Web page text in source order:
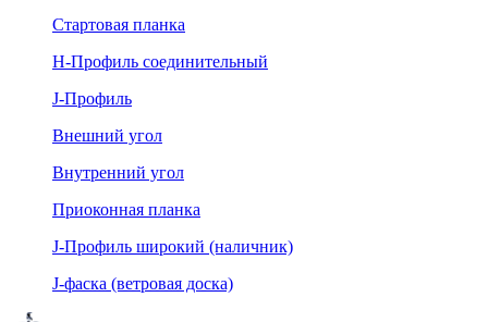
Стартовая планка
Н-Профиль соединительный
J-Профиль
Внешний угол
Внутренний угол
Приоконная планка
J-Профиль широкий (наличник)
J-фаска (ветровая доска)